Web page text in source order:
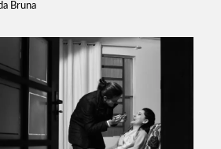
Bruna